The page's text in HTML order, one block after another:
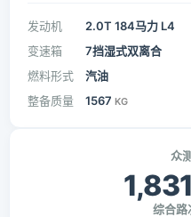
发动机 2.0T 184马力 L4
变速箱
7挡湿式双离合
燃料形式
汽油
整备质量 1567 KG
众
综合路